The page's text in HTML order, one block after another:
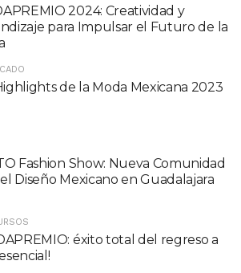
2024: Creatividad y
para Impulsar el Futuro de la
de la Moda Mexicana 2023
Fashion Show: Nueva Comunidad
Diseño Mexicano en Guadalajara
éxito total del regreso a